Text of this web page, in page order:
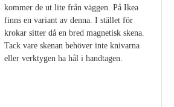
kommer de ut lite från väggen. På Ikea
finns en variant av denna. I stället för
krokar sitter då en bred magnetisk skena.
Tack vare skenan behöver inte knivarna
eller verktygen ha hål i handtagen.